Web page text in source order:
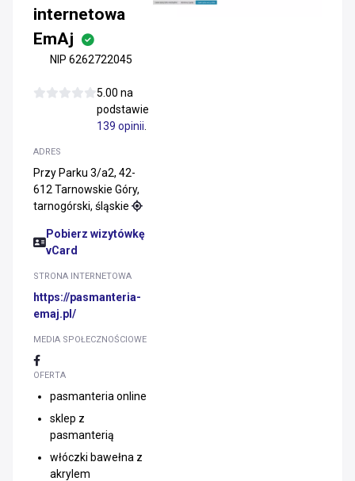
internetowa
EmAj
NIP 6262722045
5.00 na
podstawie
139 opinii
ADRES
Przy Parku 3/a2, 42-
612 Tarnowskie Góry,
tarnogórski, śląskie
Pobierz wizytówkę
vCard
STRONA INTERNETOWA
https://pasmanteria-
emaj.pl/
MEDIA SPOŁECZNOŚCIOWE
OFERTA
pasmanteria online
sklep z
pasmanterią
włóczki bawełna z
akrylem